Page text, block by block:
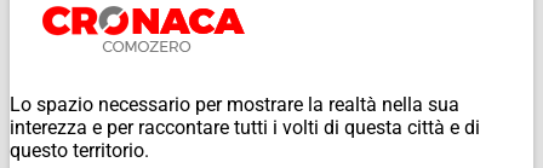
Lo spazio necessario per mostrare la realtà nella sua
interezza e per raccontare tutti i volti di questa città e di
questo territorio.